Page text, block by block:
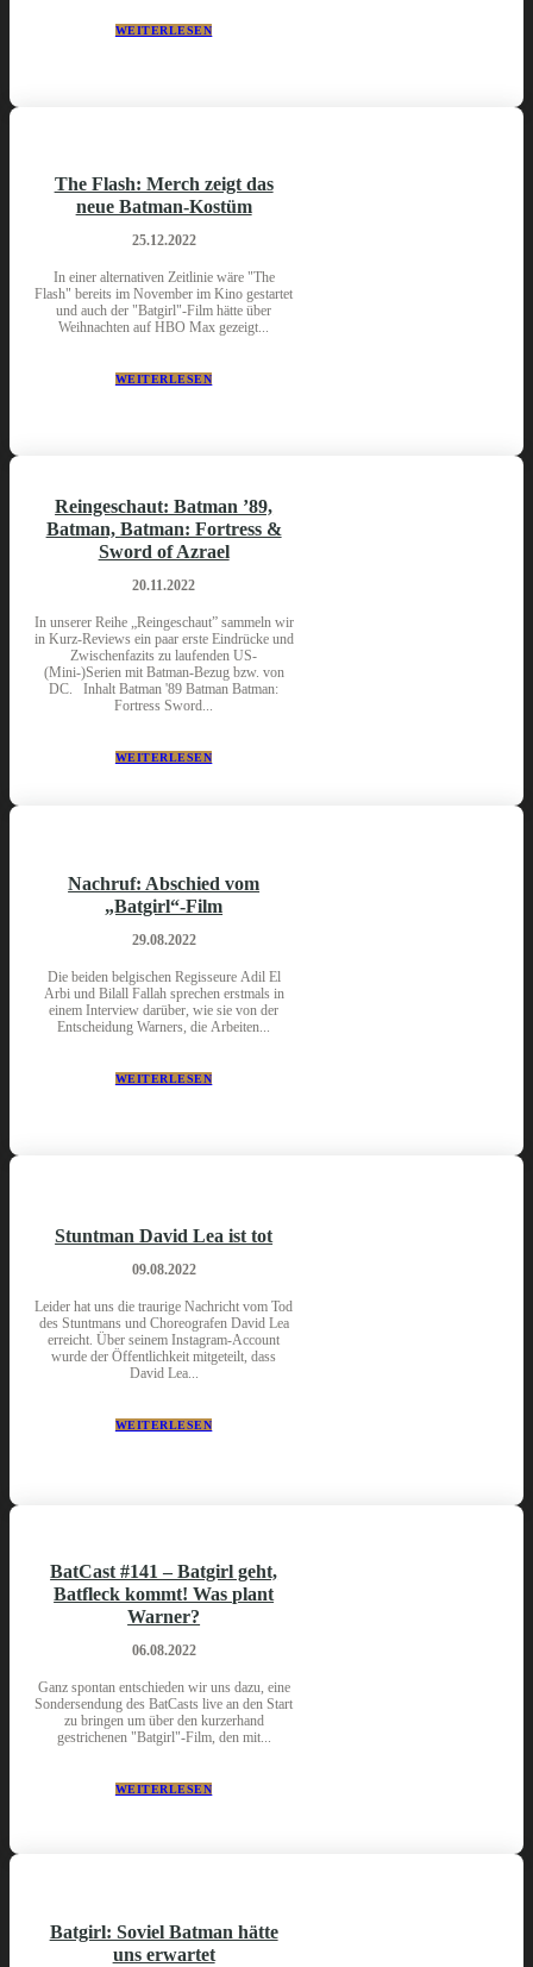
WEITERLESEN
The Flash: Merch zeigt das
neue Batman-Kostüm
25.12.2022
In einer alternativen Zeitlinie wäre "The
Flash" bereits im November im Kino gestartet
und auch der "Batgirl"-Film hätte über
Weihnachten auf HBO Max gezeigt...
WEITERLESEN
Reingeschaut: Batman ’89,
Batman, Batman: Fortress &
Sword of Azrael
20.11.2022
In unserer Reihe „Reingeschaut” sammeln wir
in Kurz-Reviews ein paar erste Eindrücke und
Zwischenfazits zu laufenden US-
(Mini-)Serien mit Batman-Bezug bzw. von
DC. Inhalt Batman '89 Batman Batman:
Fortress Sword...
WEITERLESEN
Nachruf: Abschied vom
„Batgirl“-Film
29.08.2022
Die beiden belgischen Regisseure Adil El
Arbi und Bilall Fallah sprechen erstmals in
einem Interview darüber, wie sie von der
Entscheidung Warners, die Arbeiten...
WEITERLESEN
Stuntman David Lea ist tot
09.08.2022
Leider hat uns die traurige Nachricht vom Tod
des Stuntmans und Choreografen David Lea
erreicht. Über seinem Instagram-Account
wurde der Öffentlichkeit mitgeteilt, dass
David Lea...
WEITERLESEN
BatCast #141 – Batgirl geht,
Batfleck kommt! Was plant
Warner?
06.08.2022
Ganz spontan entschieden wir uns dazu, eine
Sondersendung des BatCasts live an den Start
zu bringen um über den kurzerhand
gestrichenen "Batgirl"-Film, den mit...
WEITERLESEN
Batgirl: Soviel Batman hätte
uns erwartet